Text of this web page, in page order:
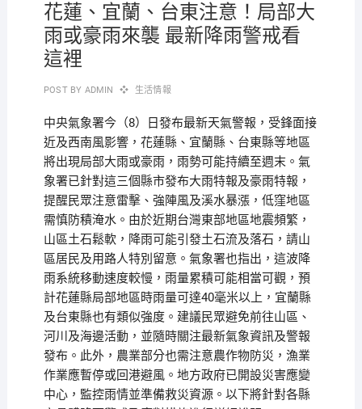
花蓮、宜蘭、台東注意！局部大
雨或豪雨來襲 最新降雨警戒看
這裡
POST BY ADMIN 生活情報
中央氣象署今（8）日發布最新天氣警報，受鋒面接
近及西南風影響，花蓮縣、宜蘭縣、台東縣等地區
將出現局部大雨或豪雨，雨勢可能持續至週末。氣
象署已針對這三個縣市發布大雨特報及豪雨特報，
提醒民眾注意雷擊、強陣風及溪水暴漲，低窪地區
需慎防積淹水。由於近期台灣東部地區地震頻繁，
山區土石鬆軟，降雨可能引發土石流及落石，請山
區居民及用路人特別留意。氣象署也指出，這波降
雨系統移動速度較慢，雨量累積可能相當可觀，預
計花蓮縣局部地區時雨量可達40毫米以上，宜蘭縣
及台東縣也有類似強度。建議民眾避免前往山區、
河川及海邊活動，並隨時關注最新氣象資訊及警報
發布。此外，農業部分也需注意農作物防災，漁業
作業應暫停或回港避風。地方政府已開設災害應變
中心，監控雨情並準備救災資源。以下將針對各縣